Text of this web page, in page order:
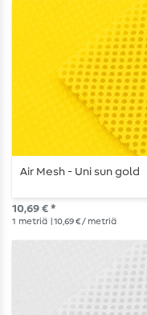
Air Mesh - Uni sun gold
10,69 € *
1 metriä | 10,69 € / metriä